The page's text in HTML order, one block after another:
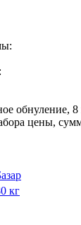
обнуление,
цены,
кг